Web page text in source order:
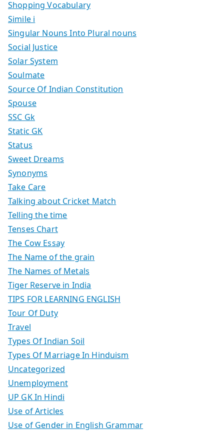
Shopping Vocabulary
Simile i
Singular Nouns Into Plural nouns
Social Justice
Solar System
Soulmate
Source Of Indian Constitution
Spouse
SSC Gk
Static GK
Status
Sweet Dreams
Synonyms
Take Care
Talking about Cricket Match
Telling the time
Tenses Chart
The Cow Essay
The Name of the grain
The Names of Metals
Tiger Reserve in India
TIPS FOR LEARNING ENGLISH
Tour Of Duty
Travel
Types Of Indian Soil
Types Of Marriage In Hinduism
Uncategorized
Unemployment
UP GK In Hindi
Use of Articles
Use of Gender in English Grammar